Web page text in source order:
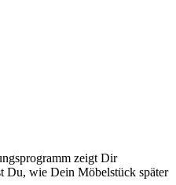
zeigt Dir
Du, wie Dein Möbelstück später